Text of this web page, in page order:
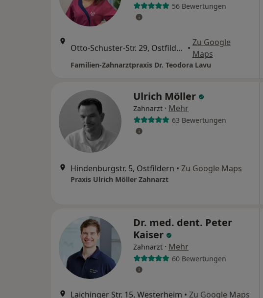
56 Bewertungen
Otto-Schuster-Str. 29, Ostfildern •
Zu Google
Maps
Familien-Zahnarztpraxis Dr. Teodora Lavu
Ulrich Möller
Zahnarzt · Mehr
63 Bewertungen
Hindenburgstr. 5, Ostfildern • Zu Google Maps
Praxis Ulrich Möller Zahnarzt
Dr. med. dent. Peter
Kaiser
Zahnarzt · Mehr
60 Bewertungen
Laichinger Str. 15, Westerheim • Zu Google Maps